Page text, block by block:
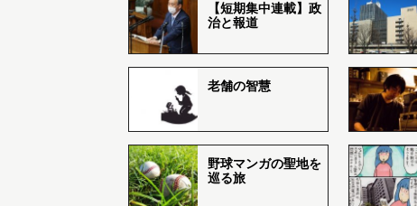
【短期集中連載】政
治と報道
老舗の智慧
野球マンガの聖地を
巡る旅